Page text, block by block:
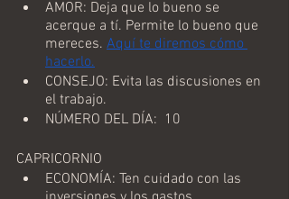
AMOR: Deja que lo bueno se
acerque a tí. Permite lo bueno que
mereces. Aquí te diremos cómo
hacerlo.
CONSEJO: Evita las discusiones en
el trabajo.
NÚMERO DEL DÍA:  10
CAPRICORNIO
ECONOMÍA: Ten cuidado con las